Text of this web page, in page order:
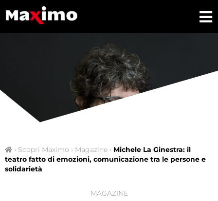
› Scopri Maximo › Magazine › Michele La Ginestra: il
teatro fatto di emozioni, comunicazione tra le persone e
solidarietà
MAGAZINE